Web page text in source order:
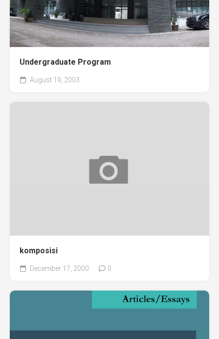
Undergraduate Program
August 19, 2003
komposisi
December 17, 2000 0